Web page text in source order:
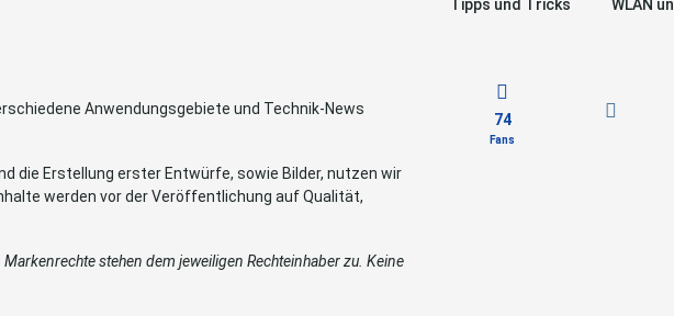
Anwendungsgebiete und Technik-News
die Erstellung erster Entwürfe, sowie Bilder, nutzen wir
werden vor der Veröffentlichung auf Qualität,
stehen dem jeweiligen Rechteinhaber zu. Keine
Tipps und Tricks
WLAN
74
Fans